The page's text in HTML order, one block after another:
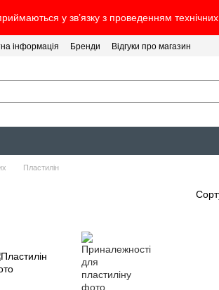
у зв’язку з проведенням
інформація Бренди Відгуки про магазин
Пластилін